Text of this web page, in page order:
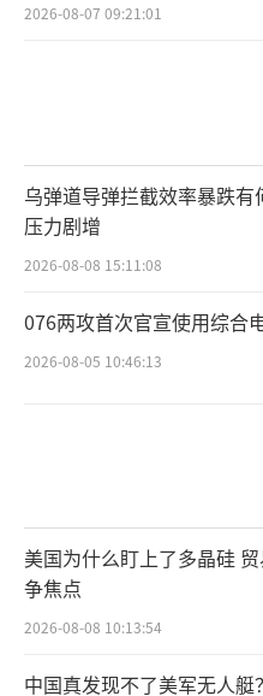
2026-08-07 09:21:01
乌弹道导弹拦截效率暴跌有
压力剧增
2026-08-08 15:11:08
076两攻首次官宣使用综合电
2026-08-05 10:46:13
美国为什么盯上了多晶硅
争焦点
2026-08-08 10:13:54
中国真发现不了美军无人艇